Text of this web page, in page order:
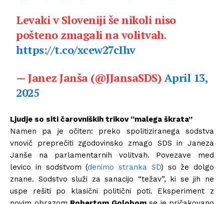
Levaki v Sloveniji še nikoli niso
pošteno zmagali na volitvah.
https://t.co/xcew27cIhv
— Janez Janša (@JJansaSDS)April 13,
2025
Ljudje so siti čarovniških trikov “malega škrata”
Namen pa je očiten: preko spolitiziranega sodstva
vnovič preprečiti zgodovinsko zmago SDS in Janeza
Janše na parlamentarnih volitvah. Povezave med
levico in sodstvom (denimo stranka SD) so že dolgo
znane. Sodstvo služi za sanacijo “težav”, ki se jih ne
uspe rešiti po klasični politični poti. Eksperiment z